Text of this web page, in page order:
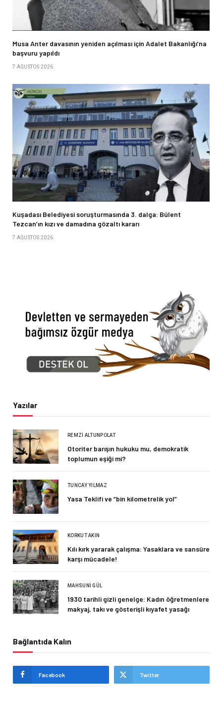
Musa Anter davasının yeniden açılması için Adalet Bakanlığı’na
başvuru yapıldı
7 AĞUSTOS 2026
Kuşadası Belediyesi soruşturmasında 3. dalga: Bülent
Tezcan’ın kızı ve damadına gözaltı kararı
7 AĞUSTOS 2026
Yazılar
REMZI ALTUNPOLAT
Otoriter barışın hukuku mu, demokratik
toplumun eşiği mi?
TUNCAY YILMAZ
Yasa Teklifi ve “bin kilometrelik yol”
KORKUT AKIN
Kılı kırk yararak çalışma: Yasaklara ve sansüre
karşı mücadele!
MAHSUNI GÜL
1930 tarihli gizli genelge: Kadın öğretmenlere
makyaj, takı ve gösterişli kıyafet yasağı
Bağlantıda Kalın
Facebook Twitter